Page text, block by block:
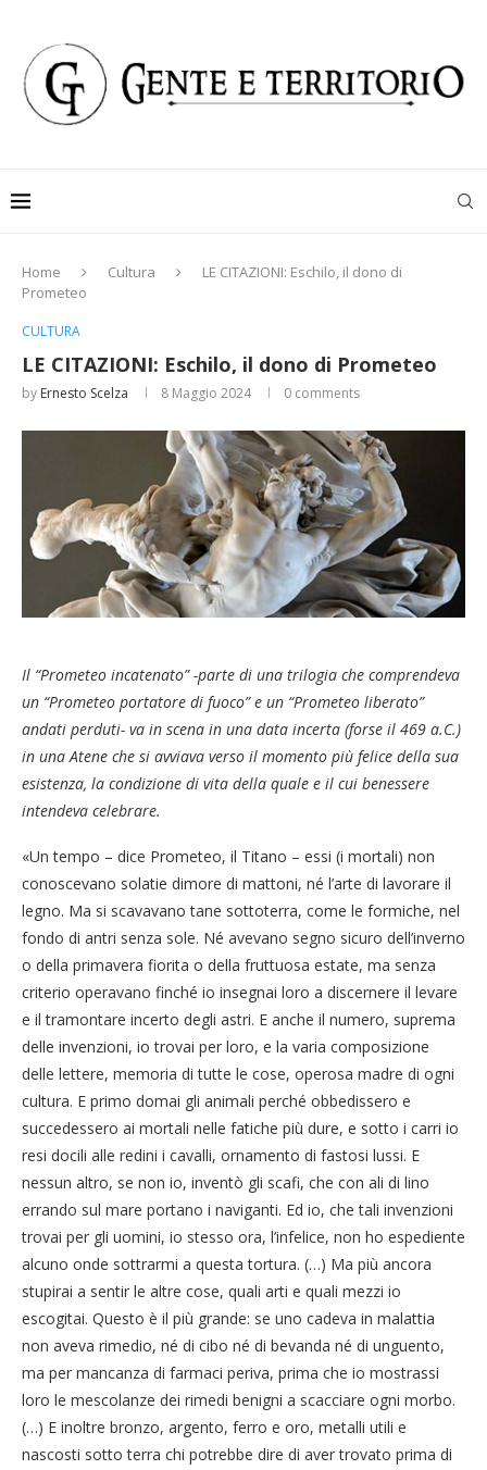
Home Cultura
LE CITAZIONI: Eschilo, il dono di
Prometeo
CULTURA
LE CITAZIONI: Eschilo, il dono di Prometeo
by Ernesto Scelza 8 Maggio 2024 0 comments
Il “Prometeo incatenato” -parte di una trilogia che comprendeva
un “Prometeo portatore di fuoco” e un “Prometeo liberato”
andati perduti- va in scena in una data incerta (forse il 469 a.C.)
in una Atene che si avviava verso il momento più felice della sua
esistenza, la condizione di vita della quale e il cui benessere
intendeva celebrare.
«Un tempo – dice Prometeo, il Titano – essi (i mortali) non
conoscevano solatie dimore di mattoni, né l’arte di lavorare il
legno. Ma si scavavano tane sottoterra, come le formiche, nel
fondo di antri senza sole. Né avevano segno sicuro dell’inverno
o della primavera fiorita o della fruttuosa estate, ma senza
criterio operavano finché io insegnai loro a discernere il levare
e il tramontare incerto degli astri. E anche il numero, suprema
delle invenzioni, io trovai per loro, e la varia composizione
delle lettere, memoria di tutte le cose, operosa madre di ogni
cultura. E primo domai gli animali perché obbedissero e
succedessero ai mortali nelle fatiche più dure, e sotto i carri io
resi docili alle redini i cavalli, ornamento di fastosi lussi. E
nessun altro, se non io, inventò gli scafi, che con ali di lino
errando sul mare portano i naviganti. Ed io, che tali invenzioni
trovai per gli uomini, io stesso ora, l’infelice, non ho espediente
alcuno onde sottrarmi a questa tortura. (…) Ma più ancora
stupirai a sentir le altre cose, quali arti e quali mezzi io
escogitai. Questo è il più grande: se uno cadeva in malattia
non aveva rimedio, né di cibo né di bevanda né di unguento,
ma per mancanza di farmaci periva, prima che io mostrassi
loro le mescolanze dei rimedi benigni a scacciare ogni morbo.
(…) E inoltre bronzo, argento, ferro e oro, metalli utili e
nascosti sotto terra chi potrebbe dire di aver trovato prima di